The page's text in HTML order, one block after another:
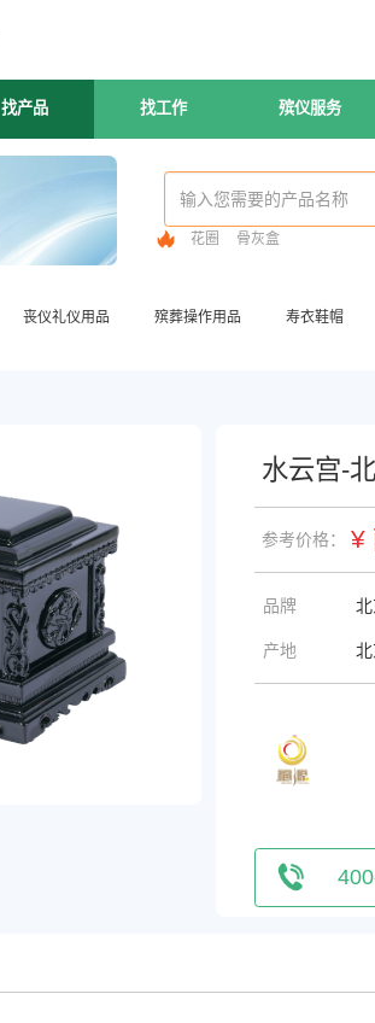
找产品 找工作 殡仪服务
花圈 骨灰盒
丧仪礼仪用品 殡葬操作用品 寿衣鞋帽
水云宫-
参考价格： ¥
品牌
产地